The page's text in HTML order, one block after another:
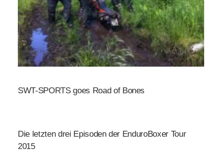
SWT-SPORTS goes Road of Bones
Die letzten drei Episoden der EnduroBoxer Tour
2015